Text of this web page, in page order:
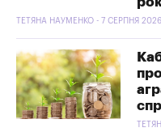
ТЕТЯНА НАУМЕНКО - 7 СЕРПНЯ 2026